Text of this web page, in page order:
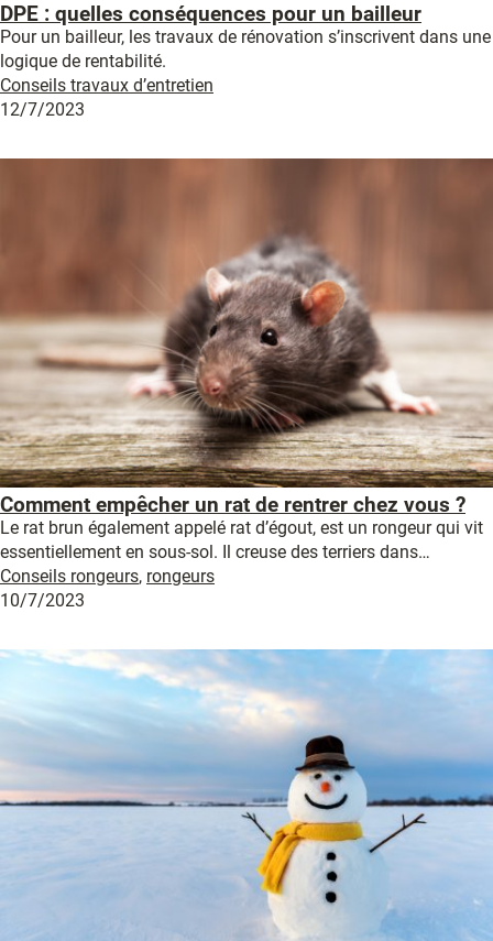
DPE : quelles conséquences pour un bailleur
Pour un bailleur, les travaux de rénovation s’inscrivent dans une
logique de rentabilité.
Conseils travaux d’entretien
12/7/2023
Comment empêcher un rat de rentrer chez vous ?
Le rat brun également appelé rat d’égout, est un rongeur qui vit
essentiellement en sous-sol. Il creuse des terriers dans…
Conseils rongeurs, rongeurs
10/7/2023